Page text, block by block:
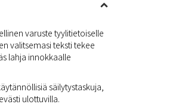
varuste tyylitietoiselle
valitsemasi teksti tekee
lahja innokkaalle
säilytystaskuja,
ulottuvilla.